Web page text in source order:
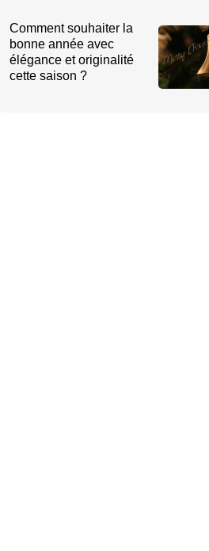
Comment souhaiter la
bonne année avec
élégance et originalité
cette saison ?